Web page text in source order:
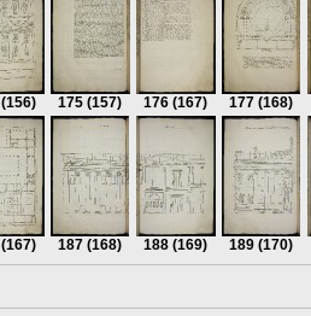
(156) 175 (157) 176 (167) 177 (168)
(167) 187 (168) 188 (169) 189 (170)